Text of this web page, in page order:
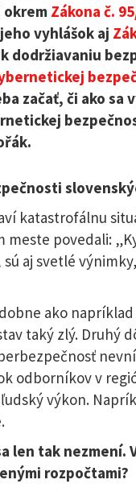
okrem Zákona č.
vyhlášok aj
dodržiavaniu
začať, či ako
katastrofálnu
meste povedali:
aj svetlé
ako
taký zlý. Druhý
odborníkov v
výkon.
len tak nezmení.
rozpočtami?